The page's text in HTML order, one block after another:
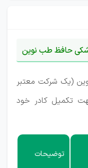
حافظ طب نوین
(یک شرکت معتبر
تکمیل کادر خود
توضیحات